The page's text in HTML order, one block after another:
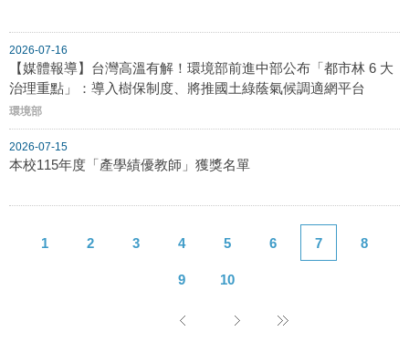
2026-07-16
【媒體報導】台灣高溫有解！環境部前進中部公布「都市林 6 大
治理重點」：導入樹保制度、將推國土綠蔭氣候調適網平台
環境部
2026-07-15
本校115年度「產學績優教師」獲獎名單
1 2 3 4 5 6 7 8
9 10